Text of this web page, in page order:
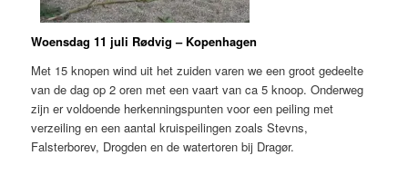
Woensdag 11 juli Rødvig – Kopenhagen
Met 15 knopen wind uit het zuiden varen we een groot gedeelte
van de dag op 2 oren met een vaart van ca 5 knoop. Onderweg
zijn er voldoende herkenningspunten voor een peiling met
verzeiling en een aantal kruispeilingen zoals Stevns,
Falsterborev, Drogden en de watertoren bij Dragør.